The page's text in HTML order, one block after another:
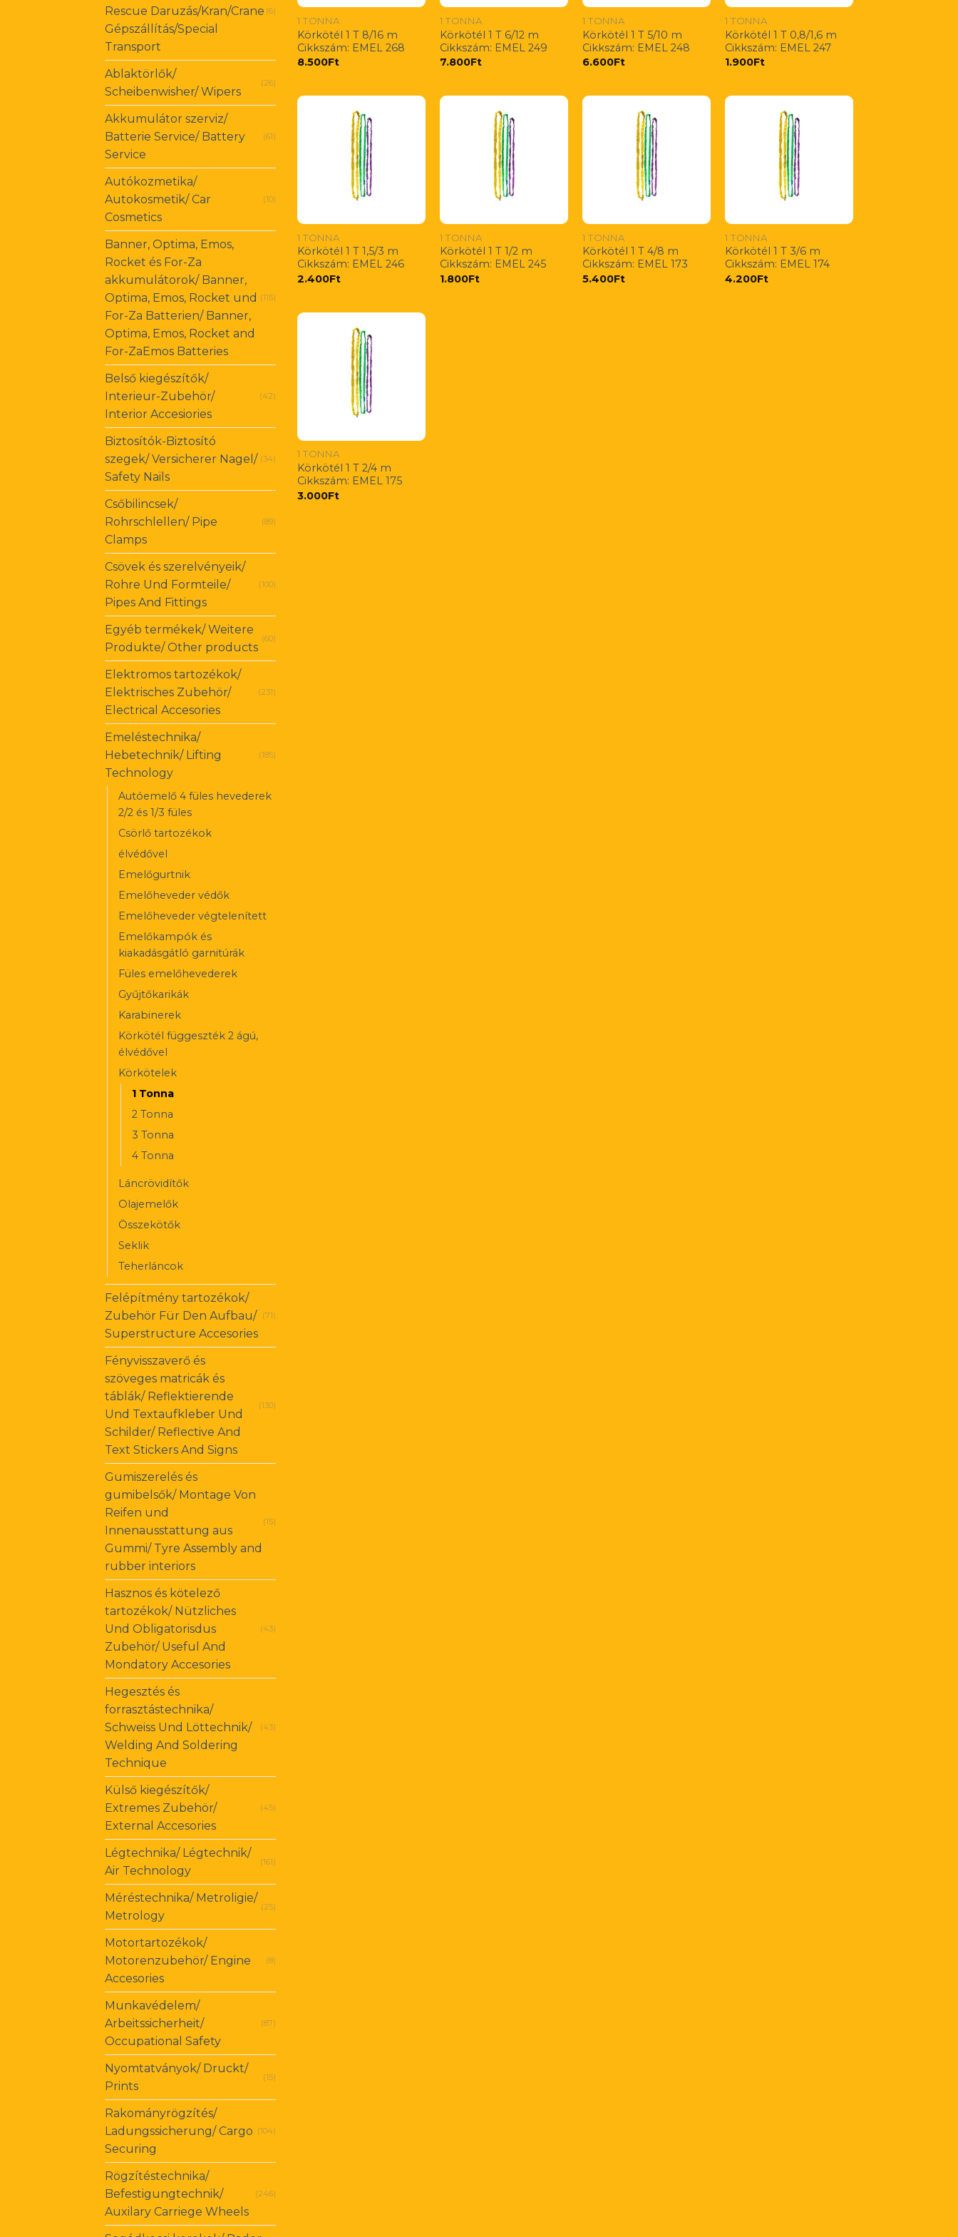
Rescue Daruzás/Kran/Crane
Gépszállítás/Special
Transport
(6)
Ablaktörlők/
Scheibenwisher/ Wipers
(26)
Akkumulátor szerviz/
Batterie Service/ Battery
Service
(61)
Autókozmetika/
Autokosmetik/ Car
Cosmetics
(10)
Banner, Optima, Emos,
Rocket és For-Za
akkumulátorok/ Banner,
Optima, Emos, Rocket und
For-Za Batterien/ Banner,
Optima, Emos, Rocket and
For-ZaEmos Batteries
(115)
Belső kiegészítők/
Interieur-Zubehör/
Interior Accesiories
(42)
Biztosítók-Biztosító
szegek/ Versicherer Nagel/
Safety Nails
(34)
Csőbilincsek/
Rohrschlellen/ Pipe
Clamps
(89)
Csövek és szerelvényeik/
Rohre Und Formteile/
Pipes And Fittings
(100)
Egyéb termékek/ Weitere
Produkte/ Other products
(60)
Elektromos tartozékok/
Elektrisches Zubehör/
Electrical Accesories
(231)
Emeléstechnika/
Hebetechnik/ Lifting
Technology
(185)
Autóemelő 4 füles hevederek
2/2 és 1/3 füles
Csörlő tartozékok
élvédővel
Emelőgurtnik
Emelőheveder védők
Emelőheveder végtelenített
Emelőkampók és
kiakadásgátló garnitúrák
Füles emelőhevederek
Gyűjtőkarikák
Karabinerek
Körkötél függeszték 2 ágú,
élvédővel
Körkötelek
1 Tonna
2 Tonna
3 Tonna
4 Tonna
Láncrövidítők
Olajemelők
Összekötők
Seklik
Teherláncok
Felépítmény tartozékok/
Zubehör Für Den Aufbau/
Superstructure Accesories
(71)
Fényvisszaverő és
szöveges matricák és
táblák/ Reflektierende
Und Textaufkleber Und
Schilder/ Reflective And
Text Stickers And Signs
(130)
Gumiszerelés és
gumibelsők/ Montage Von
Reifen und
Innenausstattung aus
Gummi/ Tyre Assembly and
rubber interiors
(15)
Hasznos és kötelező
tartozékok/ Nützliches
Und Obligatorisdus
Zubehör/ Useful And
Mondatory Accesories
(43)
Hegesztés és
forrasztástechnika/
Schweiss Und Löttechnik/
Welding And Soldering
Technique
(43)
Külső kiegészítők/
Extremes Zubehör/
External Accesories
(45)
Légtechnika/ Légtechnik/
Air Technology
(161)
Méréstechnika/ Metroligie/
Metrology
(25)
Motortartozékok/
Motorenzubehör/ Engine
Accesories
(8)
Munkavédelem/
Arbeitssicherheit/
Occupational Safety
(87)
Nyomtatványok/ Druckt/
Prints
(15)
Rakományrögzítés/
Ladungssicherung/ Cargo
Securing
(104)
Rögzítéstechnika/
Befestigungtechnik/
Auxilary Carriege Wheels
(246)
1 TONNA
Körkötél 1 T 8/16 m
Cikkszám: EMEL 268
8.500Ft
1 TONNA
Körkötél 1 T 6/12 m
Cikkszám: EMEL 249
7.800Ft
1 TONNA
Körkötél 1 T 5/10 m
Cikkszám: EMEL 248
6.600Ft
1 TONNA
Körkötél 1 T 0,8/1,6 m
Cikkszám: EMEL 247
1.900Ft
1 TONNA
Körkötél 1 T 1,5/3 m
Cikkszám: EMEL 246
2.400Ft
1 TONNA
Körkötél 1 T 1/2 m
Cikkszám: EMEL 245
1.800Ft
1 TONNA
Körkötél 1 T 4/8 m
Cikkszám: EMEL 173
5.400Ft
1 TONNA
Körkötél 1 T 3/6 m
Cikkszám: EMEL 174
4.200Ft
1 TONNA
Körkötél 1 T 2/4 m
Cikkszám: EMEL 175
3.000Ft